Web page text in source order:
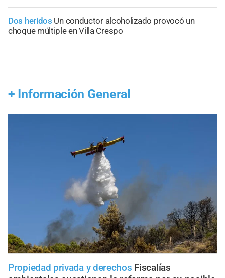
Dos heridos Un conductor alcoholizado provocó un
choque múltiple en Villa Crespo
+ Información General
Propiedad privada y derechos Fiscalías